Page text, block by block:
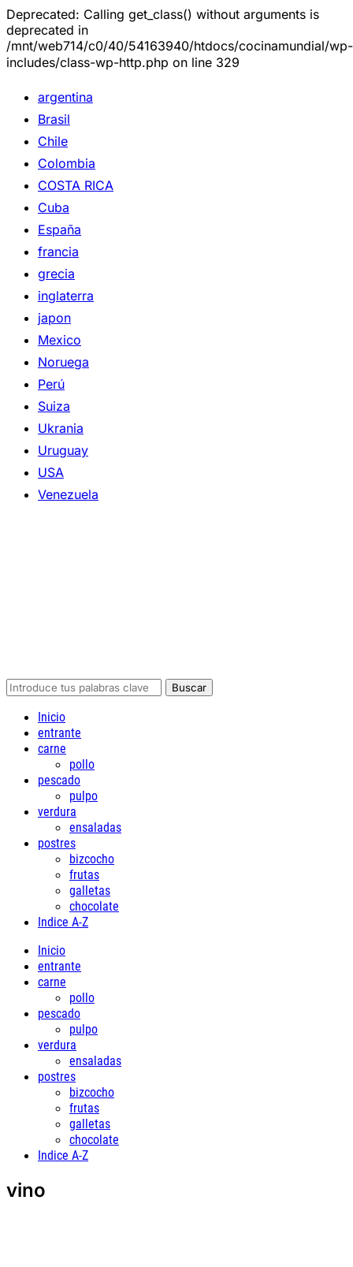
Deprecated: Calling get_class() without arguments is
deprecated in
/mnt/web714/c0/40/54163940/htdocs/cocinamundial/wp-
includes/class-wp-http.php on line 329
argentina
Brasil
Chile
Colombia
COSTA RICA
Cuba
España
francia
grecia
inglaterra
japon
Mexico
Noruega
Perú
Suiza
Ukrania
Uruguay
USA
Venezuela
Inicio
entrante
carne
pollo
pescado
pulpo
verdura
ensaladas
postres
bizcocho
frutas
galletas
chocolate
Indice A-Z
Inicio
entrante
carne
pollo
pescado
pulpo
verdura
ensaladas
postres
bizcocho
frutas
galletas
chocolate
Indice A-Z
vino